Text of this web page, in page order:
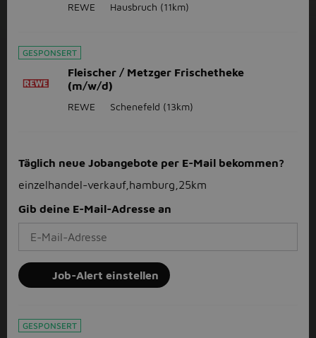
REWE Hausbruch (11km)
GESPONSERT
Fleischer / Metzger Frischetheke
(m/w/d)
REWE Schenefeld (13km)
Täglich neue Jobangebote per E-Mail bekommen?
einzelhandel-verkauf,hamburg,25km
Gib deine E-Mail-Adresse an
Job-Alert einstellen
GESPONSERT